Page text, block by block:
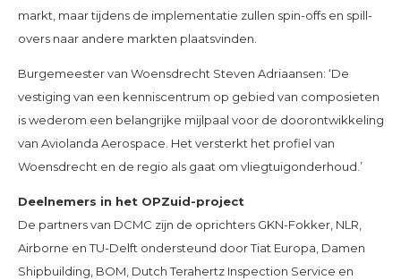
markt, maar tijdens de implementatie zullen spin-offs en spill-
overs naar andere markten plaatsvinden.
Burgemeester van Woensdrecht Steven Adriaansen: ‘De
vestiging van een kenniscentrum op gebied van composieten
is wederom een belangrijke mijlpaal voor de doorontwikkeling
van Aviolanda Aerospace. Het versterkt het profiel van
Woensdrecht en de regio als gaat om vliegtuigonderhoud.’
Deelnemers in het OPZuid-project
De partners van DCMC zijn de oprichters GKN-Fokker, NLR,
Airborne en TU-Delft ondersteund door Tiat Europa, Damen
Shipbuilding, BOM, Dutch Terahertz Inspection Service en